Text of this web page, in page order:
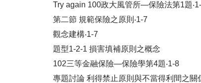
Try again 100政大風管所―保險法第1題
第二節 規範保險之原則‧1-7
觀念建構‧1-7
題型1-2-1 損害填補原則之概念
102三等金融保險―保險學第4題‧1-8
專題討論 利得禁止原則與不當得利間之關